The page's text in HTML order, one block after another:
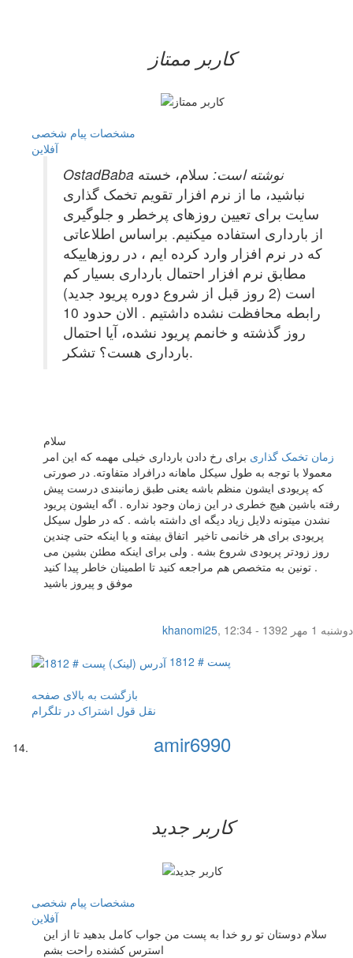
کاربر ممتاز
مشخصات پیام شخصی
آفلاين
OstadBaba نوشته است: سلام، خسته
نباشید، ما از نرم افزار تقویم تخمک گذاری
سایت برای تعیین روزهای پرخطر و جلوگیری
از بارداری استفاده میکنیم. براساس اطلاعاتی
که در نرم افزار وارد کرده ایم ، در روزهاییکه
مطابق نرم افزار احتمال بارداری بسیار کم
است (2 روز قبل از شروع دوره پریود جدید)
رابطه محافظت نشده داشتیم . الان حدود 10
روز گذشته و خانمم پریود نشده، آیا احتمال
بارداری هست؟ تشکر.
سلام
زمان تخمک گذاری برای رخ دادن بارداری خیلی مهمه که این امر
معمولا با توجه به طول سیکل ماهانه درافراد متفاوته. در صورتی
که پریودی ایشون منظم باشه یعنی طبق زمانبندی درست پیش
رفته باشین هیچ خطری در این زمان وجود نداره . اگه ایشون پریود
نشدن میتونه دلایل زیاد دیگه ای داشته باشه . که در طول سیکل
پریودی برای هر خانمی تاخیر اتفاق بیفته و یا اینکه حتی چندین
روز زودتر پریودی شروع بشه . ولی برای اینکه مطئن بشین می
تونین به متخصص هم مراجعه کنید تا اطمینان خاطر پیدا کنید .
موفق و پیروز باشید
khanomi25,
دوشنبه 1 مهر 1392 - 12:34
پست # 1812
بازگشت به بالای صفحه
نقل قول اشتراک در تلگرام
amir6990
کاربر جدید
مشخصات پیام شخصی
آفلاين
سلام دوستان تو رو خدا به پست من جواب کامل بدهید تا از این
استرس کشنده راحت بشم